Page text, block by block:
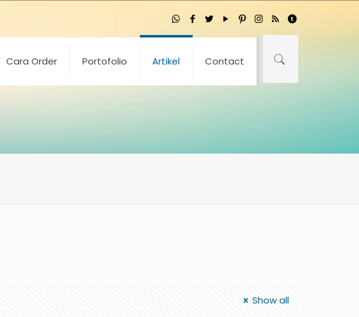
Cara Order Portofolio Artikel Contact
Show all